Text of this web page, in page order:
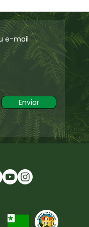
e-mail
Enviar